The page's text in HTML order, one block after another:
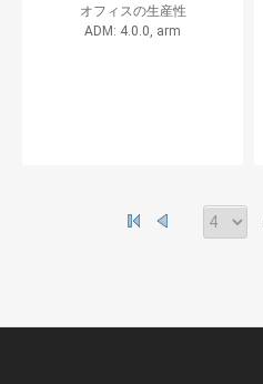
オフィスの生産性
ADM: 4.0.0, arm